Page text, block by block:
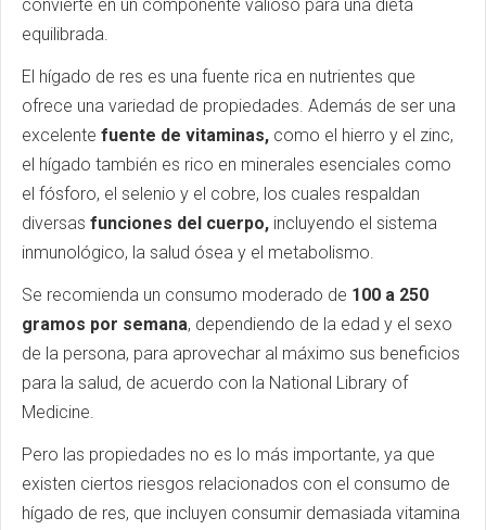
convierte en un componente valioso para una dieta
equilibrada.
El hígado de res es una fuente rica en nutrientes que
ofrece una variedad de propiedades. Además de ser una
excelente fuente de vitaminas, como el hierro y el zinc,
el hígado también es rico en minerales esenciales como
el fósforo, el selenio y el cobre, los cuales respaldan
diversas funciones del cuerpo, incluyendo el sistema
inmunológico, la salud ósea y el metabolismo.
Se recomienda un consumo moderado de 100 a 250
gramos por semana, dependiendo de la edad y el sexo
de la persona, para aprovechar al máximo sus beneficios
para la salud, de acuerdo con la National Library of
Medicine.
Pero las propiedades no es lo más importante, ya que
existen ciertos riesgos relacionados con el consumo de
hígado de res, que incluyen consumir demasiada vitamina